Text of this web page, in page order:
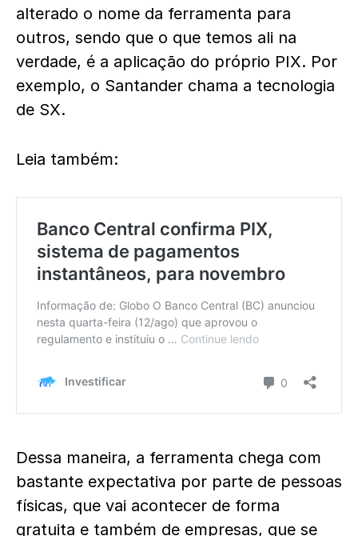
alterado o nome da ferramenta para
outros, sendo que o que temos ali na
verdade, é a aplicação do próprio PIX. Por
exemplo, o Santander chama a tecnologia
de SX.
Leia também:
Dessa maneira, a ferramenta chega com
bastante expectativa por parte de pessoas
físicas, que vai acontecer de forma
gratuita e também de empresas, que se